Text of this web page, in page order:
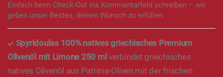
Einfach beim Check-Out ins Kommentarfeld schreiben – wir
geben unser Bestes, deinen Wunsch zu erfüllen.
Spyridoulas 100% natives griechisches Premium
Olivenöl mit Limone 250 ml verbindet griechisches
natives Olivenöl aus Patrinia-Oliven mit der frischen